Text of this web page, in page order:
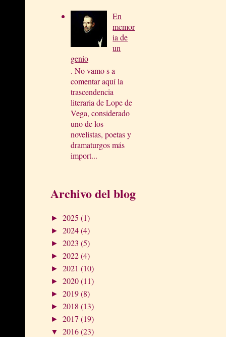
En
memor
ia de
un
genio
. No vamo s a
comentar aquí la
trascendencia
literaria de Lope de
Vega, considerado
uno de los
novelistas, poetas y
dramaturgos más
import...
Archivo del blog
► 2025 (1)
► 2024(4)
► 2023 (5)
► 2022(4)
► 2021 (10)
► 2020(11)
► 2019(8)
► 2018 (13)
► 2017 (19)
▼ 2016(23)